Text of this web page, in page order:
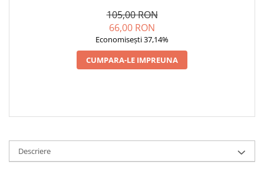
105,00 RON
66,00 RON
Economisești 37,14%
CUMPARA-LE IMPREUNA
Descriere